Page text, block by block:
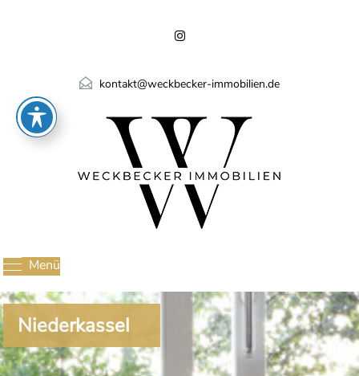
kontakt@weckbecker-immobilien.de
Menü
Niederkassel